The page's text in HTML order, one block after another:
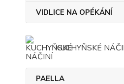
VIDLICE NA OPÉKÁNÍ
KUCHYŇSKÉ
PAELLA